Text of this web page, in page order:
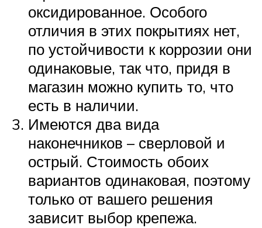
оксидированное. Особого
отличия в этих покрытиях нет,
по устойчивости к коррозии они
одинаковые, так что, придя в
магазин можно купить то, что
есть в наличии.
Имеются два вида
наконечников – сверловой и
острый. Стоимость обоих
вариантов одинаковая, поэтому
только от вашего решения
зависит выбор крепежа.